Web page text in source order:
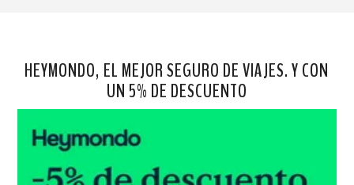
HEYMONDO, EL MEJOR SEGURO DE VIAJES. Y CON
UN 5% DE DESCUENTO